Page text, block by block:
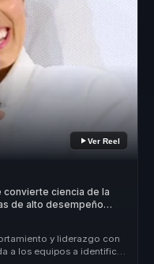
Ver Reel
convierte ciencia de la
de alto desempeño
y liderazgo con
a los equipos a identificar